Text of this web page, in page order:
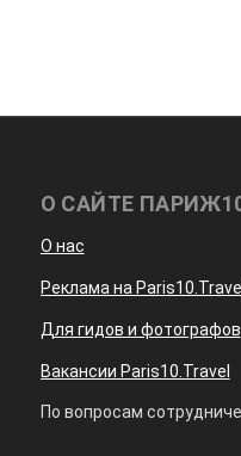
О САЙТЕ
О нас
Реклама на Paris10.Travel
Для гидов и фотографов
Вакансии Paris10.Travel
По вопросам